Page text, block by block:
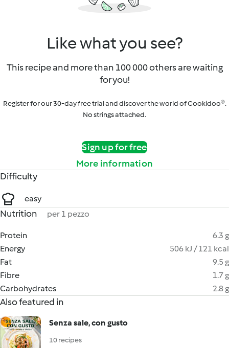
Like what you see?
This recipe and more than 100 000 others are waiting
for you!
Register for our 30-day free trial and discover the world of Cookidoo®.
No strings attached.
Sign up for free
More information
Difficulty
easy
Nutrition per 1 pezzo
Protein
6.3 g
Energy
506 kJ / 121 kcal
Fat
9.5 g
Fibre
1.7 g
Carbohydrates
2.8 g
Also featured in
Senza sale, con gusto
10 recipes